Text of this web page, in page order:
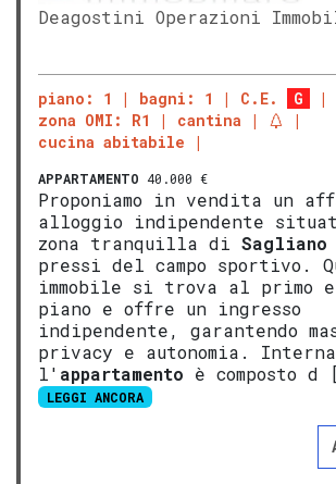
Deagostini Operazioni
piano: 1 bagni: 1 C.E.
G
zona OMI: R1
cantina
cucina abitabile
APPARTAMENTO 40.000 €
Proponiamo in vendita un
alloggio indipendente
zona tranquilla di Sagliano
pressi del campo sportivo.
immobile si trova al primo
piano e offre un ingresso
indipendente, garantendo
privacy e autonomia.
l' appartamento è composto d
LEGGI ANCORA